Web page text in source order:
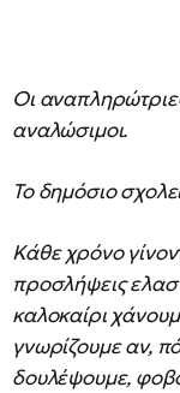
Οι
αναλώσιμοι.
Το δημόσιο
Κάθε χρόνο
προσλήψεις
καλοκαίρι
γνωρίζουμε αν,
δουλέψουμε,